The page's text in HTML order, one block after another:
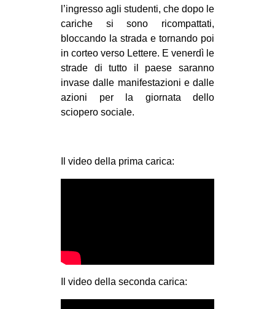
tw
bsky
ms
SEARCH
l’ingresso agli studenti, che dopo le
cariche si sono ricompattati,
bloccando la strada e tornando poi
in corteo verso Lettere. E venerdì le
strade di tutto il paese saranno
invase dalle manifestazioni e dalle
azioni per la giornata dello
sciopero sociale.
Il video della prima carica:
Il video della seconda carica: